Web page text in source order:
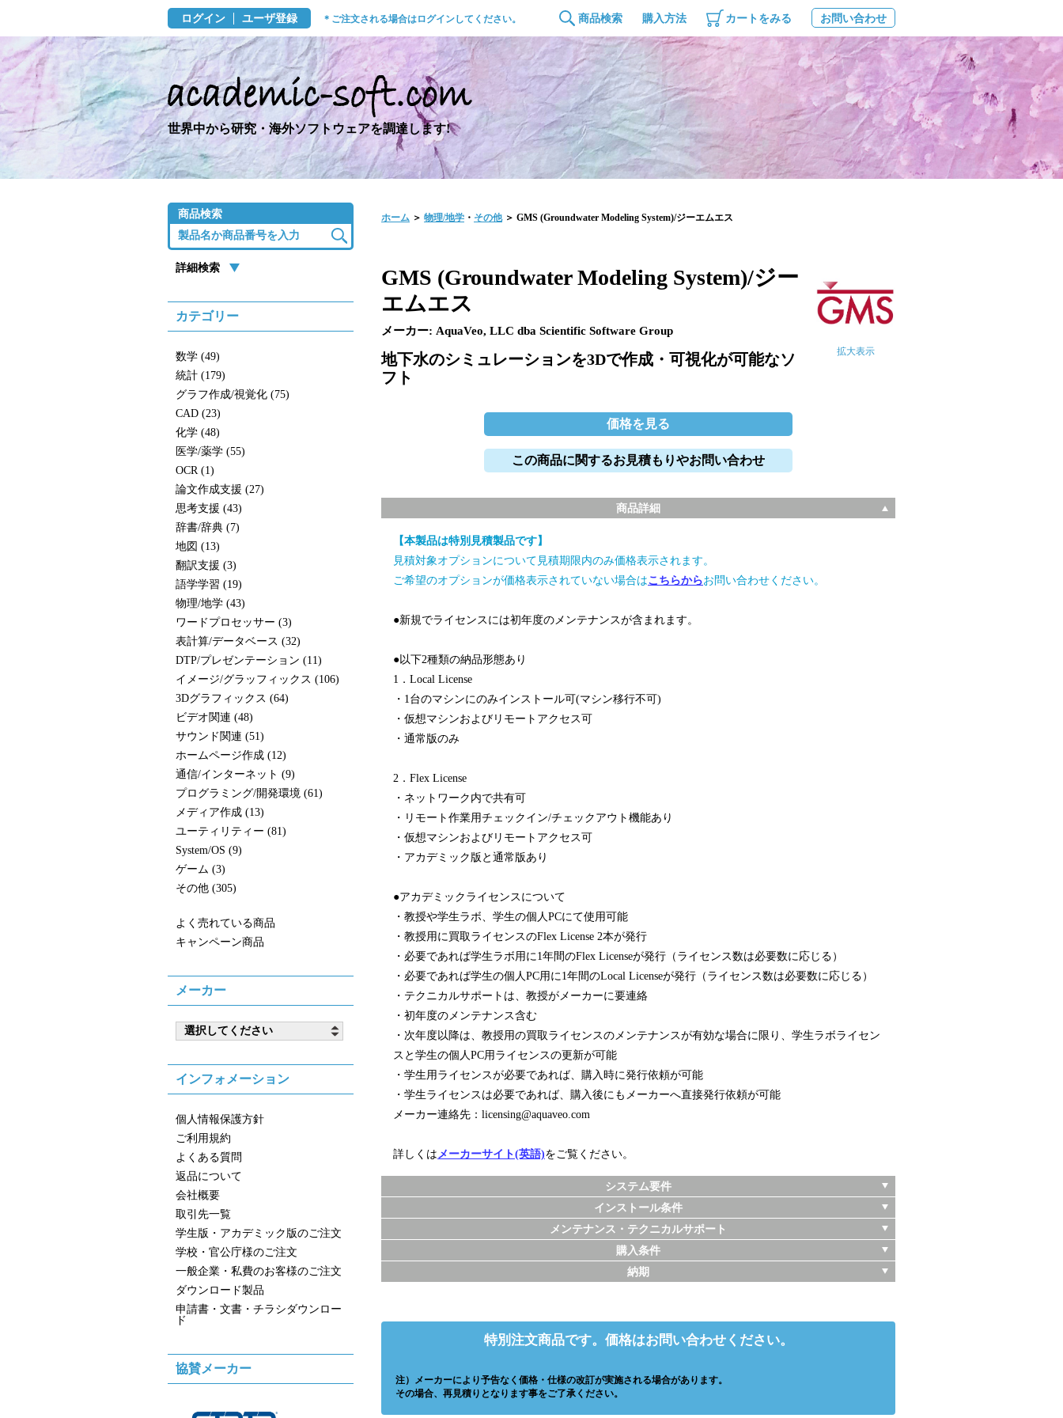
ログイン ユーザ登録 ＊ご注文される場合はログインしてください。 商品検索 購入方法 カートをみる お問い合わせ
世界中から研究・海外ソフトウェアを調達します!
商品検索
詳細検索
カテゴリー
数学 (49)
統計 (179)
グラフ作成/視覚化 (75)
CAD (23)
化学 (48)
医学/薬学 (55)
OCR (1)
論文作成支援 (27)
思考支援 (43)
辞書/辞典 (7)
地図 (13)
翻訳支援 (3)
語学学習 (19)
物理/地学 (43)
ワードプロセッサー (3)
表計算/データベース (32)
DTP/プレゼンテーション (11)
イメージ/グラッフィックス (106)
3Dグラフィックス (64)
ビデオ関連 (48)
サウンド関連 (51)
ホームページ作成 (12)
通信/インターネット (9)
プログラミング/開発環境 (61)
メディア作成 (13)
ユーティリティー (81)
System/OS (9)
ゲーム (3)
その他 (305)
よく売れている商品
キャンペーン商品
メーカー
インフォメーション
個人情報保護方針
ご利用規約
よくある質問
返品について
会社概要
取引先一覧
学生版・アカデミック版のご注文
学校・官公庁様のご注文
一般企業・私費のお客様のご注文
ダウンロード製品
申請書・文書・チラシダウンロー
ド
協賛メーカー
ホーム ＞ 物理/地学 ・ その他＞ GMS (Groundwater Modeling System)/ジーエムエス
拡大表示
GMS (Groundwater Modeling System)/ジー
エムエス
メーカー: AquaVeo, LLC dba Scientific Software Group
地下水のシミュレーションを3Dで作成・可視化が可能なソ
フト
価格を見る
この商品に関するお見積もりやお問い合わせ
商品詳細
【本製品は特別見積製品です】
見積対象オプションについて見積期限内のみ価格表示されます。
ご希望のオプションが価格表示されていない場合はこちらからお問い合わせください。
●新規でライセンスには初年度のメンテナンスが含まれます。
●以下2種類の納品形態あり
1．Local License
・1台のマシンにのみインストール可(マシン移行不可)
・仮想マシンおよびリモートアクセス可
・通常版のみ
2．Flex License
・ネットワーク内で共有可
・リモート作業用チェックイン/チェックアウト機能あり
・仮想マシンおよびリモートアクセス可
・アカデミック版と通常版あり
●アカデミックライセンスについて
・教授や学生ラボ、学生の個人PCにて使用可能
・教授用に買取ライセンスのFlex License 2本が発行
・必要であれば学生ラボ用に1年間のFlex Licenseが発行（ライセンス数は必要数に応じる）
・必要であれば学生の個人PC用に1年間のLocal Licenseが発行（ライセンス数は必要数に応じる）
・テクニカルサポートは、教授がメーカーに要連絡
・初年度のメンテナンス含む
・次年度以降は、教授用の買取ライセンスのメンテナンスが有効な場合に限り、学生ラボライセン
スと学生の個人PC用ライセンスの更新が可能
・学生用ライセンスが必要であれば、購入時に発行依頼が可能
・学生ライセンスは必要であれば、購入後にもメーカーへ直接発行依頼が可能
メーカー連絡先：licensing@aquaveo.com
詳しくはメーカーサイト(英語)をご覧ください。
システム要件
インストール条件
メンテナンス・テクニカルサポート
購入条件
納期
特別注文商品です。価格はお問い合わせください。
注）メーカーにより予告なく価格・仕様の改訂が実施される場合があります。
その場合、再見積りとなります事をご了承ください。